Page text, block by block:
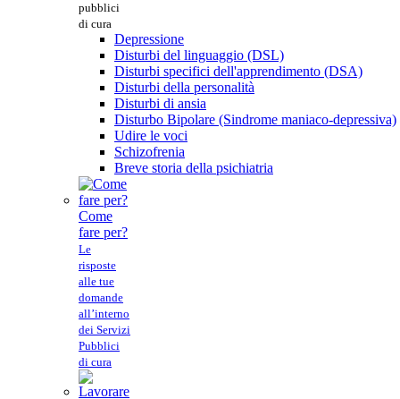
pubblici
di cura
Depressione
Disturbi del linguaggio (DSL)
Disturbi specifici dell'apprendimento (DSA)
Disturbi della personalità
Disturbi di ansia
Disturbo Bipolare (Sindrome maniaco-depressiva)
Udire le voci
Schizofrenia
Breve storia della psichiatria
Come
fare per?
Le
risposte
alle tue
domande
all’interno
dei Servizi
Pubblici
di cura